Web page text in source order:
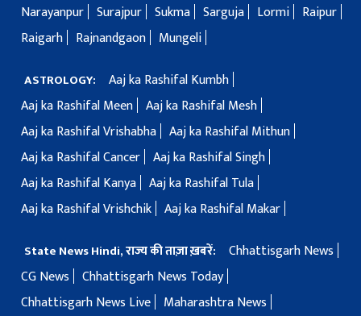
Narayanpur Surajpur Sukma Sarguja Lormi
Raipur
Raigarh
Rajnandgaon Mungeli
ASTROLOGY:
Aaj ka Rashifal Kumbh
Aaj ka Rashifal Meen Aaj ka Rashifal Mesh
Aaj ka Rashifal Vrishabha Aaj ka Rashifal Mithun
Aaj ka Rashifal Cancer Aaj ka Rashifal Singh
Aaj ka Rashifal Kanya Aaj ka Rashifal Tula
Aaj ka Rashifal Vrishchik Aaj ka Rashifal Makar
State News Hindi, राज्य की ताज़ा ख़बरें:
Chhattisgarh News
CG News
Chhattisgarh News Today
Chhattisgarh News Live
Maharashtra News